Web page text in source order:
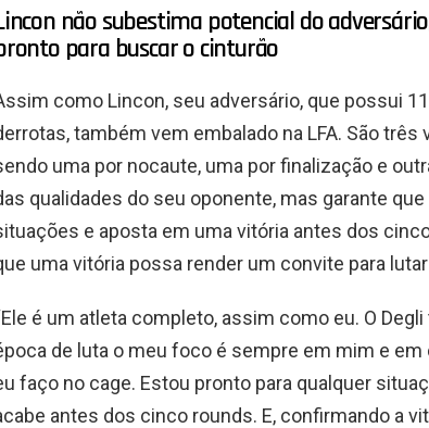
não subestima potencial do
para buscar o cinturão
como Lincon, seu adversário, que possui
também vem embalado na LFA. São
uma por nocaute, uma por finalização e
qualidades do seu oponente, mas garante
e aposta em uma vitória antes dos
uma vitória possa render um convite para lutar
é um atleta completo, assim como eu. O
de luta o meu foco é sempre em mim e
faço no cage. Estou pronto para qualquer
antes dos cinco rounds. E, confirmando a